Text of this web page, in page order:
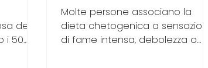
del
i 50
Molte persone associano la
dieta chetogenica a sensazioni
di fame intensa, debolezza o